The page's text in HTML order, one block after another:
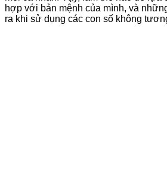
hợp với bản mệnh của mình, và
ra khi sử dụng các con số không